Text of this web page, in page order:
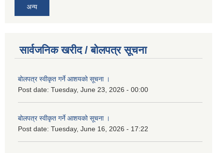
अन्य
सार्वजनिक खरीद / बोलपत्र सूचना
बोलपत्र स्वीकृत गर्ने आशयको सूचना ।
Post date: Tuesday, June 23, 2026 - 00:00
बोलपत्र स्वीकृत गर्ने आशयको सूचना ।
Post date: Tuesday, June 16, 2026 - 17:22